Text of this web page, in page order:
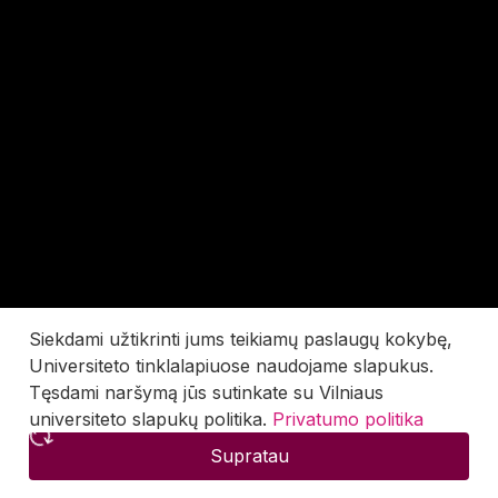
Siekdami užtikrinti jums teikiamų paslaugų kokybę,
Universiteto tinklalapiuose naudojame slapukus.
Tęsdami naršymą jūs sutinkate su Vilniaus
universiteto slapukų politika. Privatumo politika
Supratau